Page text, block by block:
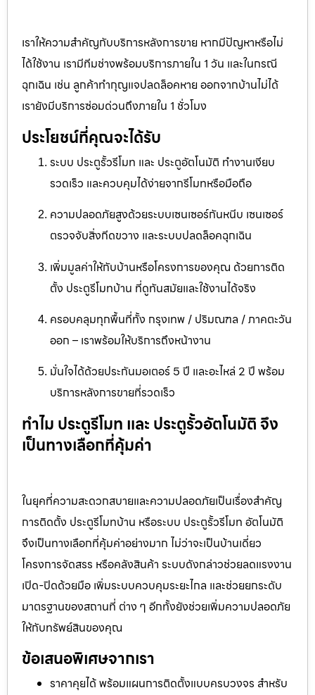
เราให้ความสำคัญกับบริการหลังการขาย หากมีปัญหาหรือไม่
ได้ใช้งาน เรามีทีมช่างพร้อมบริการภายใน 1 วัน และในกรณี
ฉุกเฉิน เช่น ลูกค้าทำกุญแจปลดล็อคหาย ออกจากบ้านไม่ได้
เรายังมีบริการซ่อมด่วนถึงภายใน 1 ชั่วโมง
ประโยชน์ที่คุณจะได้รับ
ระบบ ประตูรั้วรีโมท และ ประตูอัตโนมัติ ทำงานเงียบ
รวดเร็ว และควบคุมได้ง่ายจากรีโมทหรือมือถือ
ความปลอดภัยสูงด้วยระบบเซนเซอร์กันหนีบ เซนเซอร์
ตรวจจับสิ่งกีดขวาง และระบบปลดล็อคฉุกเฉิน
เพิ่มมูลค่าให้กับบ้านหรือโครงการของคุณ ด้วยการติด
ตั้ง ประตูรีโมทบ้าน ที่ดูทันสมัยและใช้งานได้จริง
ครอบคลุมทุกพื้นที่ทั้ง กรุงเทพ / ปริมณฑล / ภาคตะวัน
ออก – เราพร้อมให้บริการถึงหน้างาน
มั่นใจได้ด้วยประกันมอเตอร์ 5 ปี และอะไหล่ 2 ปี พร้อม
บริการหลังการขายที่รวดเร็ว
ทำไม ประตูรีโมท และ ประตูรั้วอัตโนมัติ จึง
เป็นทางเลือกที่คุ้มค่า
ในยุคที่ความสะดวกสบายและความปลอดภัยเป็นเรื่องสำคัญ
การติดตั้ง ประตูรีโมทบ้าน หรือระบบ ประตูรั้วรีโมท อัตโนมัติ
จึงเป็นทางเลือกที่คุ้มค่าอย่างมาก ไม่ว่าจะเป็นบ้านเดี่ยว
โครงการจัดสรร หรือคลังสินค้า ระบบดังกล่าวช่วยลดแรงงาน
เปิด-ปิดด้วยมือ เพิ่มระบบควบคุมระยะไกล และช่วยยกระดับ
มาตรฐานของสถานที่ ต่าง ๆ อีกทั้งยังช่วยเพิ่มความปลอดภัย
ให้กับทรัพย์สินของคุณ
ข้อเสนอพิเศษจากเรา
ราคาคุยได้ พร้อมแผนการติดตั้งแบบครบวงจร สำหรับ